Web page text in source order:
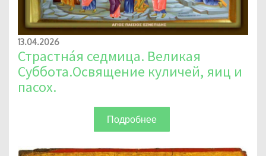
13.04.2026
Страстна́я седмица. Великая
Суббота.Освящение куличей, яиц и
пасох.
Подробнее